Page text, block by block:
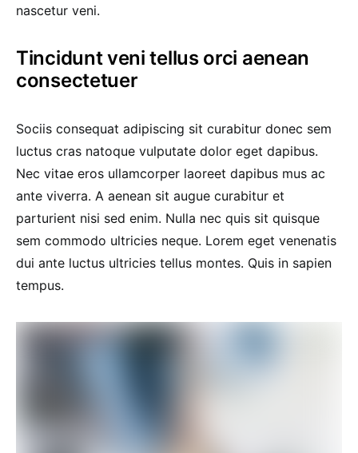
nascetur veni.
Tincidunt veni tellus orci aenean
consectetuer
Sociis consequat adipiscing sit curabitur donec sem
luctus cras natoque vulputate dolor eget dapibus.
Nec vitae eros ullamcorper laoreet dapibus mus ac
ante viverra. A aenean sit augue curabitur et
parturient nisi sed enim. Nulla nec quis sit quisque
sem commodo ultricies neque. Lorem eget venenatis
dui ante luctus ultricies tellus montes. Quis in sapien
tempus.